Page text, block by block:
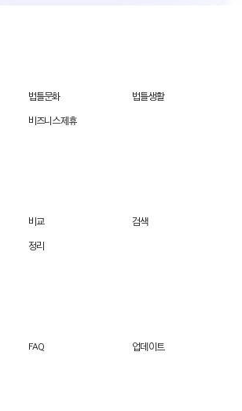
법틀문화
법틀생활
비즈니스제휴
비교
검색
정리
FAQ
업데이트